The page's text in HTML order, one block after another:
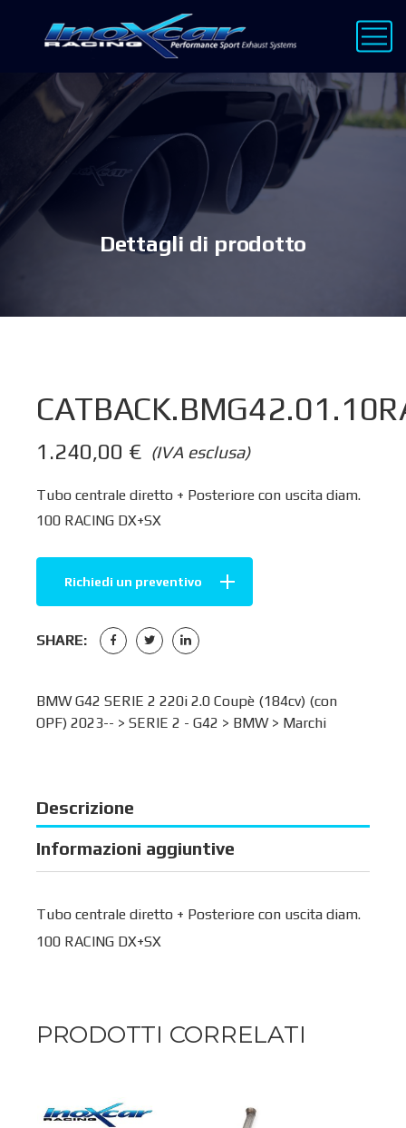
Dettagli di prodotto
(IVA esclusa)
1.240,00 €
Tubo centrale diretto + Posteriore con uscita diam.
100 RACING DX+SX
Richiedi un preventivo
SHARE:
BMW G42 SERIE 2 220i 2.0 Coupè (184cv) (con
OPF) 2023-- > SERIE 2 - G42 > BMW> Marchi
Descrizione
Informazioni aggiuntive
Tubo centrale diretto + Posteriore con uscita diam.
100 RACING DX+SX
PRODOTTI CORRELATI